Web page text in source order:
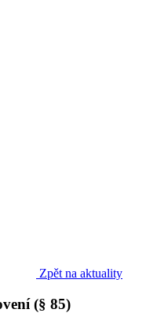
Zpět na aktuality
(§ 85)